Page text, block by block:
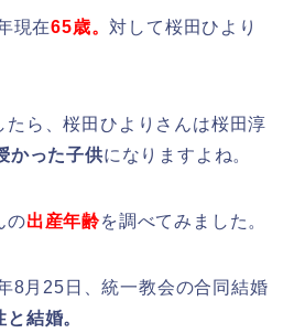
現在65歳。 対して桜田ひより
たら、桜田ひよりさんは桜田淳
かった子供になりますよね。
の出産年齢を調べてみました。
8月25日、統一教会の合同結婚
結婚。